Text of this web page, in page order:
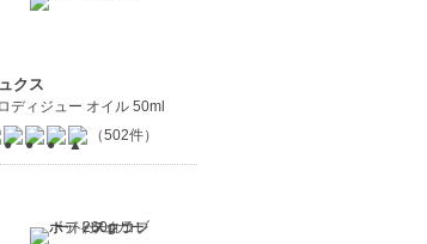
クス
ディジュー オイル 50ml
（502件）